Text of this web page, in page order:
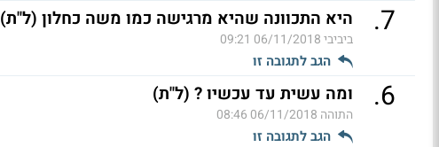
7
. היא התכוונה שהיא מרגישה כמו משה כחלון (ל"ת)
ביביבי06/11/2018 09:21
הגב לתגובה זו
6
. ומה עשית עד עכשיו ? (ל"ת)
התוהה 06/11/2018 08:46
הגב לתגובה זו